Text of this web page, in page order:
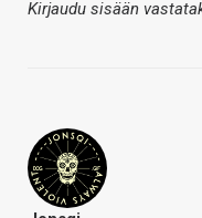
Kirjaudu sisään